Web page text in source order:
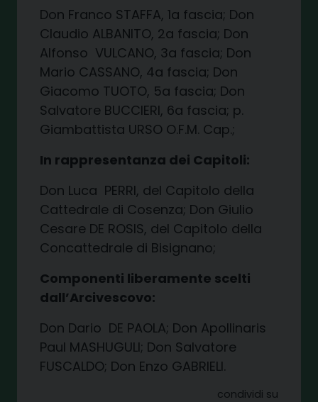
Don Franco STAFFA, 1a fascia; Don
Claudio ALBANITO, 2a fascia; Don
Alfonso VULCANO, 3a fascia; Don
Mario CASSANO, 4a fascia; Don
Giacomo TUOTO, 5a fascia; Don
Salvatore BUCCIERI, 6a fascia; p.
Giambattista URSO O.F.M. Cap.;
In rappresentanza dei Capitoli:
Don Luca PERRI, del Capitolo della
Cattedrale di Cosenza; Don Giulio
Cesare DE ROSIS, del Capitolo della
Concattedrale di Bisignano;
Componenti liberamente scelti
dall’Arcivescovo:
Don Dario DE PAOLA; Don Apollinaris
Paul MASHUGULI; Don Salvatore
FUSCALDO; Don Enzo GABRIELI.
condividi su